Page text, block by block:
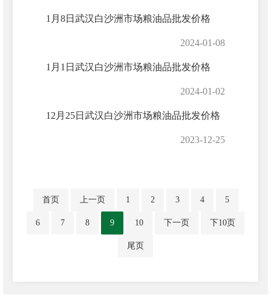
1月8日武汉白沙洲市场粮油品批发价格
2024-01-08
1月1日武汉白沙洲市场粮油品批发价格
2024-01-02
12月25日武汉白沙洲市场粮油品批发价格
2023-12-25
首页 上一页 1 2 3 4 5
6 7 8 9 10 下一页 下10页
尾页